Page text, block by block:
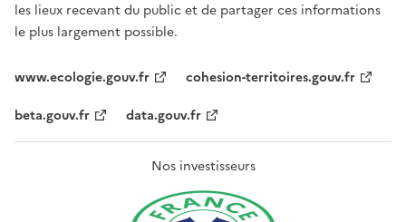
les lieux recevant du public et de partager ces informations
le plus largement possible.
www.ecologie.gouv.fr
cohesion-territoires.gouv.fr
beta.gouv.fr
data.gouv.fr
Nos investisseurs